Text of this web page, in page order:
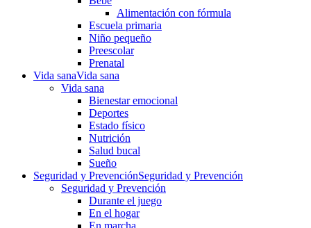
Alimentación con fórmula
Escuela primaria
Niño pequeño
Preescolar
Prenatal
Vida sanaVida sana
Vida sana
Bienestar emocional
Deportes
Estado físico
Nutrición
Salud bucal
Sueño
Seguridad y PrevenciónSeguridad y Prevención
Seguridad y Prevención
Durante el juego
En el hogar
En marcha